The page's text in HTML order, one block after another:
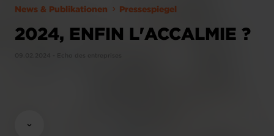
News & Publikationen Pressespiegel
2024, ENFIN L'ACCALMIE ?